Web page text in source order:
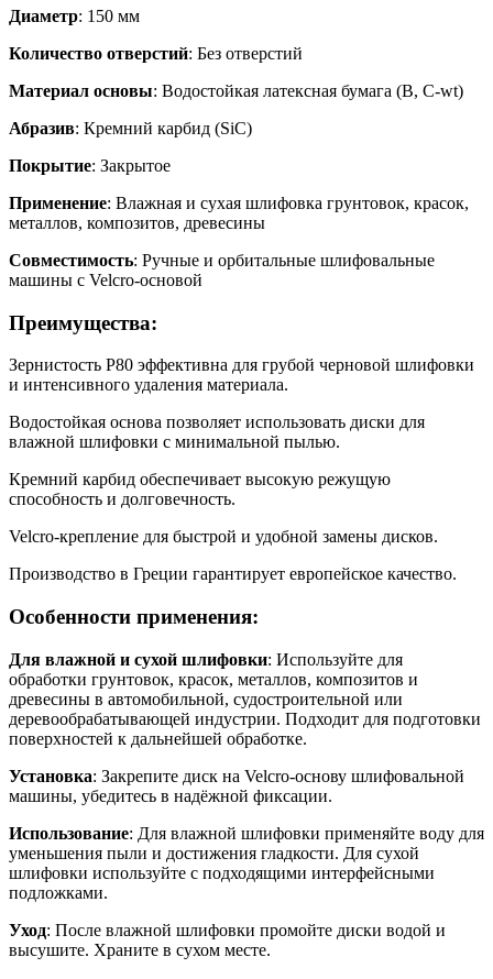
Диаметр: 150 мм
Количество отверстий: Без отверстий
Материал основы: Водостойкая латексная бумага (B, C-wt)
Абразив: Кремний карбид (SiC)
Покрытие: Закрытое
Применение: Влажная и сухая шлифовка грунтовок, красок,
металлов, композитов, древесины
Совместимость: Ручные и орбитальные шлифовальные
машины с Velcro-основой
Преимущества:
Зернистость P80 эффективна для грубой черновой шлифовки
и интенсивного удаления материала.
Водостойкая основа позволяет использовать диски для
влажной шлифовки с минимальной пылью.
Кремний карбид обеспечивает высокую режущую
способность и долговечность.
Velcro-крепление для быстрой и удобной замены дисков.
Производство в Греции гарантирует европейское качество.
Особенности применения:
Для влажной и сухой шлифовки: Используйте для
обработки грунтовок, красок, металлов, композитов и
древесины в автомобильной, судостроительной или
деревообрабатывающей индустрии. Подходит для подготовки
поверхностей к дальнейшей обработке.
Установка: Закрепите диск на Velcro-основу шлифовальной
машины, убедитесь в надёжной фиксации.
Использование: Для влажной шлифовки применяйте воду для
уменьшения пыли и достижения гладкости. Для сухой
шлифовки используйте с подходящими интерфейсными
подложками.
Уход: После влажной шлифовки промойте диски водой и
высушите. Храните в сухом месте.